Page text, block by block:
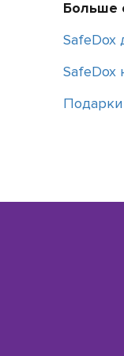
Больше
SafeDox
SafeDox
Подарки